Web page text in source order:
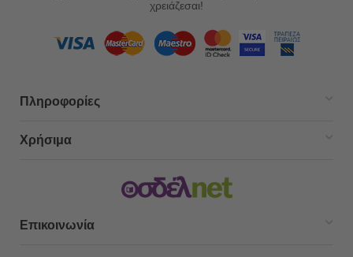
χρειάζεσαι!
Πληροφορίες
Χρήσιμα
Επικοινωνία